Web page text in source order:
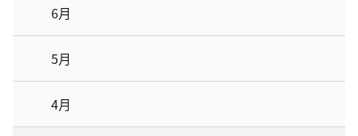
6月
5月
4月